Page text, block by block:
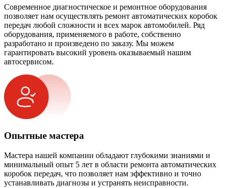
Современное диагностическое и ремонтное оборудования
позволяет нам осуществлять ремонт автоматических коробок
передач любой сложности и всех марок автомобилей. Ряд
оборудования, применяемого в работе, собственно
разработано и произведено по заказу. Мы можем
гарантировать высокий уровень оказываемый нашим
автосервисом.
Опытные мастера
Мастера нашей компании обладают глубокими знаниями и
минимальный опыт 5 лет в области ремонта автоматических
коробок передач, что позволяет нам эффективно и точно
устанавливать диагнозы и устранять неисправности.